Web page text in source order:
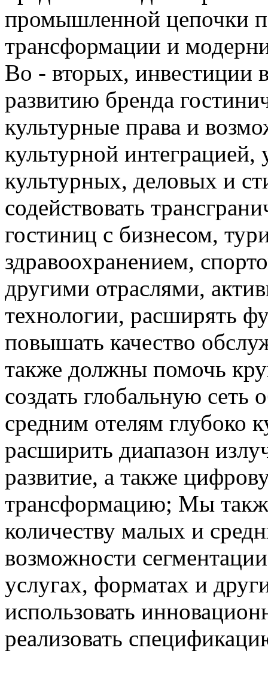
промышленной цепочки
трансформации и
Во - вторых, инвестиции
развитию бренда
культурные права и
культурной интеграцией,
культурных, деловых и
содействовать
гостиниц с бизнесом,
здравоохранением,
другими отраслями,
технологии, расширять
повышать качество
также должны помочь
создать глобальную
средним отелям глубоко
расширить диапазон
развитие, а также
трансформацию; Мы
количеству малых и
возможности
услугах, форматах и
использовать
реализовать